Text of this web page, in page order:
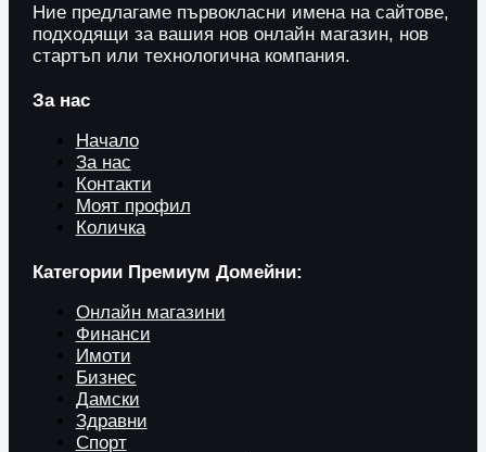
Ние предлагаме първокласни имена на сайтове,
подходящи за вашия нов онлайн магазин, нов
стартъп или технологична компания.
За нас
Начало
За нас
Контакти
Моят профил
Количка
Категории Премиум Домейни:
Онлайн магазини
Финанси
Имоти
Бизнес
Дамски
Здравни
Спорт